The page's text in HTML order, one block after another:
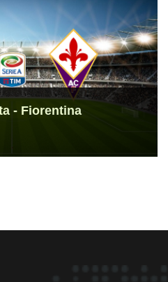
- Fiorentina